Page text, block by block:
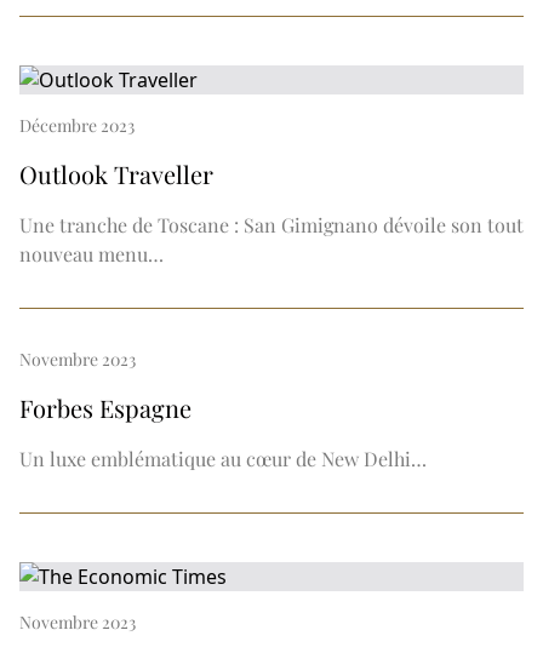
Décembre 2023
Outlook Traveller
Une tranche de Toscane : San Gimignano dévoile son tout
nouveau menu…
Novembre 2023
Forbes Espagne
Un luxe emblématique au cœur de New Delhi…
Novembre 2023